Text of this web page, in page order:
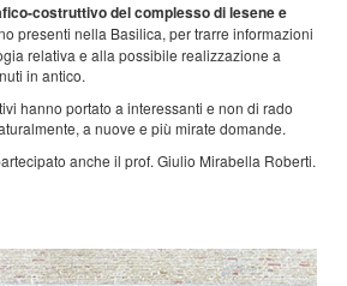
costruttivo del complesso di lesene e
presenti nella Basilica, per trarre informazioni
relativa e alla possibile realizzazione a
in antico.
hanno portato a interessanti e non di rado
a nuove e più mirate domande.
anche il prof. Giulio Mirabella Roberti.